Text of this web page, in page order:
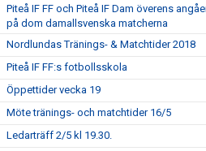
Piteå IF FF och Piteå IF Dam överens
på dom damallsvenska matcherna
Nordlundas Tränings- & Matchtider 2018
Piteå IF FF:s fotbollsskola
Öppettider vecka 19
Möte tränings- och matchtider 16/5
Ledarträff 2/5 kl 19.30.